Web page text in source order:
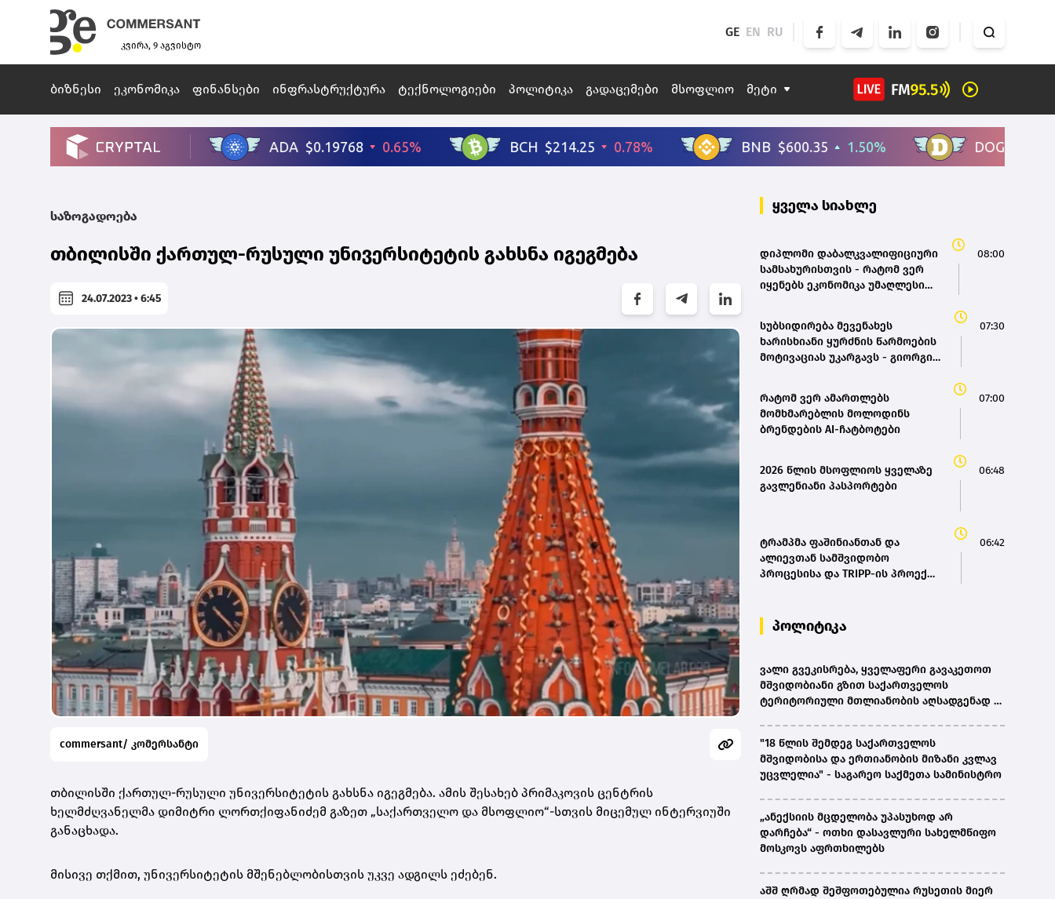
კვირა, 9 აგვისტო
GE EN RU
ბიზნესი ეკონომიკა ფინანსები ინფრასტრუქტურა ტექნოლოგიები პოლიტიკა გადაცემები მსოფლიო მეტი
საზოგადოება
თბილისში ქართულ-რუსული უნივერსიტეტის გახსნა იგეგმება
24.07.2023 • 6:45
commersant/ კომერსანტი
თბილისში ქართულ-რუსული უნივერსიტეტის გახსნა იგეგმება. ამის შესახებ პრიმაკოვის ცენტრის
ხელმძღვანელმა დიმიტრი ლორთქიფანიძემ გაზეთ „საქართველო და მსოფლიო“-სთვის მიცემულ ინტერვიუში
განაცხადა.
მისივე თქმით, უნივერსიტეტის მშენებლობისთვის უკვე ადგილს ეძებენ.
ყველა სიახლე
დიპლომი დაბალკვალიფიციური
სამსახურისთვის - რატომ ვერ
იყენებს ეკონომიკა უმაღლესი
08:00
სუბსიდირება მევენახეს
ხარისხიანი ყურძნის წარმოების
მოტივაციას უკარგავს - გიორგი
07:30
რატომ ვერ ამართლებს
მომხმარებლის მოლოდინს
ბრენდების AI-ჩატბოტები
07:00
2026 წლის მსოფლიოს ყველაზე
გავლენიანი პასპორტები
06:48
ტრამპმა ფაშინიანთან და
ალიევთან სამშვიდობო
პროცესისა და TRIPP-ის პროექტი
06:42
პოლიტიკა
ვალი გვეკისრება, ყველაფერი გავაკეთოთ
მშვიდობიანი გზით საქართველოს
ტერიტორიული მთლიანობის აღსადგენად -
"18 წლის შემდეგ საქართველოს
მშვიდობისა და ერთიანობის მიზანი კვლავ
უცვლელია" - საგარეო საქმეთა სამინისტრო
„ანექსიის მცდელობა უპასუხოდ არ
დარჩება“ - ოთხი დასავლური სახელმწიფო
მოსკოვს აფრთხილებს
აშშ ღრმად შეშფოთებულია რუსეთის მიერ